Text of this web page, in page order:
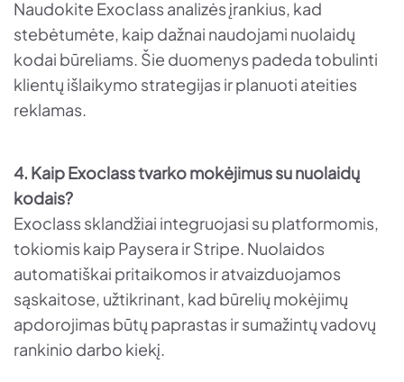
Naudokite Exoclass analizės įrankius, kad
stebėtumėte, kaip dažnai naudojami nuolaidų
kodai būreliams. Šie duomenys padeda tobulinti
klientų išlaikymo strategijas ir planuoti ateities
reklamas.
4. Kaip Exoclass tvarko mokėjimus su nuolaidų
kodais?
Exoclass sklandžiai integruojasi su platformomis,
tokiomis kaip Paysera ir Stripe. Nuolaidos
automatiškai pritaikomos ir atvaizduojamos
sąskaitose, užtikrinant, kad būrelių mokėjimų
apdorojimas būtų paprastas ir sumažintų vadovų
rankinio darbo kiekį.